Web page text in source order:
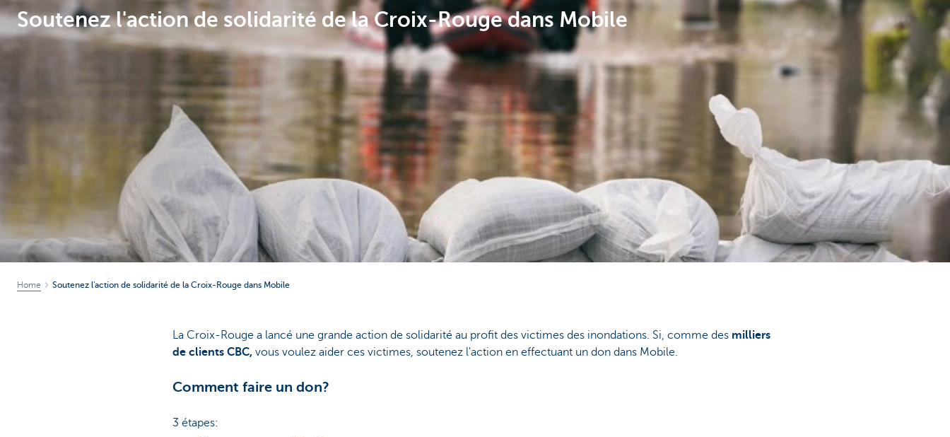
Soutenez l'action de solidarité de la Croix-Rouge dans Mobile
Home Soutenez l'action de solidarité de la Croix-Rouge dans Mobile
La Croix-Rouge a lancé une grande action de solidarité au profit des victimes des inondations. Si, comme des milliers
de clients CBC, vous voulez aider ces victimes, soutenez l'action en effectuant un don dans Mobile.
Comment faire un don?
3 étapes: